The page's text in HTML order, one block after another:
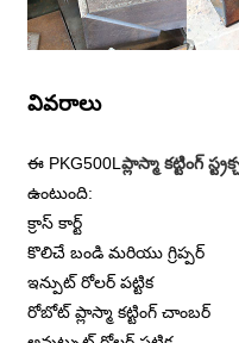
వివరాలు
ఈ PKG500Lప్లాస్మా కట్టింగ్
ఉంటుంది:
క్రాస్ కార్ట్
కొలిచే బండి మరియు గ్రిప్పర్
ఇన్పుట్ రోలర్ పట్టిక
రోబోట్ ప్లాస్మా కట్టింగ్ చాంబర్